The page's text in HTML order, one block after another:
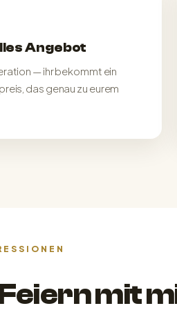
Angebot
— ihr bekommt ein
das genau zu eurem
mit